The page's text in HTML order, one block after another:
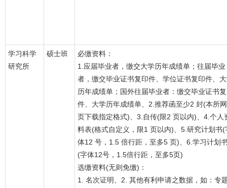
学习科学
研究所
硕士班
必缴资料：
1.应届毕业者，缴交大学历年成绩单；往届毕业
者，缴交毕业证书复印件、学位证书复印件、
历年成绩单；国外往届毕业者：缴交毕业证书
件、大学历年成绩单、2.推荐函至少2 封(本所网
页下载指定格式)、3.自传(限2 页以内)、4.个人
料表(格式自定义，限1 页以内)、5.研究计划书(
体12 号，1.5 倍行距，至多5 页)、6.学习计划
(字体12号，1.5倍行距，至多5页)
选缴资料(无则免缴)：
1. 名次证明、2. 其他有利申请之数据，如：专